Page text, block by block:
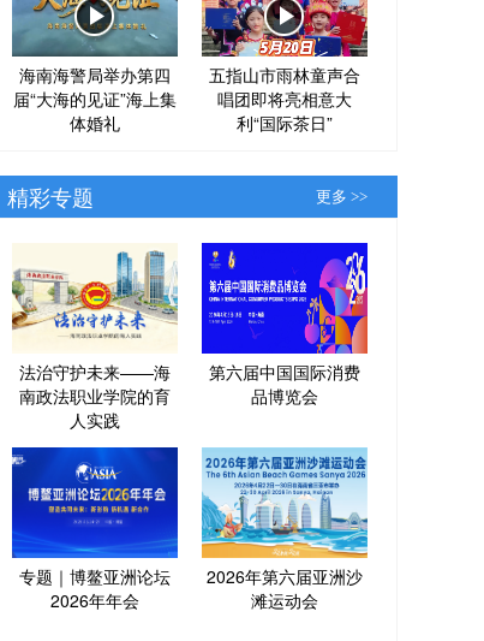
海南海警局举办第四
届“大海的见证”海上集
体婚礼
五指山市雨林童声合
唱团即将亮相意大
利“国际茶日”
精彩专题 更多 >>
法治守护未来——海
南政法职业学院的育
人实践
第六届中国国际消费
品博览会
专题｜博鳌亚洲论坛
2026年年会
2026年第六届亚洲沙
滩运动会